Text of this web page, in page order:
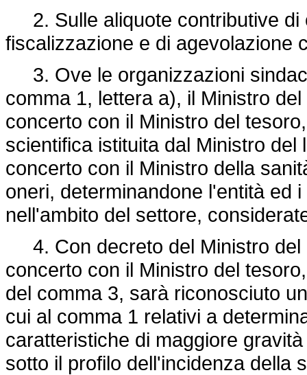
2. Sulle aliquote contributive di
fiscalizzazione e di agevolazione
3. Ove le organizzazioni
comma 1, lettera a), il Ministro
concerto con il Ministro del
scientifica istituita dal Ministro
concerto con il Ministro della
oneri, determinandone l'entità ed
nell'ambito del settore,
4. Con decreto del Ministro del
concerto con il Ministro del
del comma 3, sarà riconosciuto
cui al comma 1 relativi a
caratteristiche di maggiore
sotto il profilo dell'incidenza della